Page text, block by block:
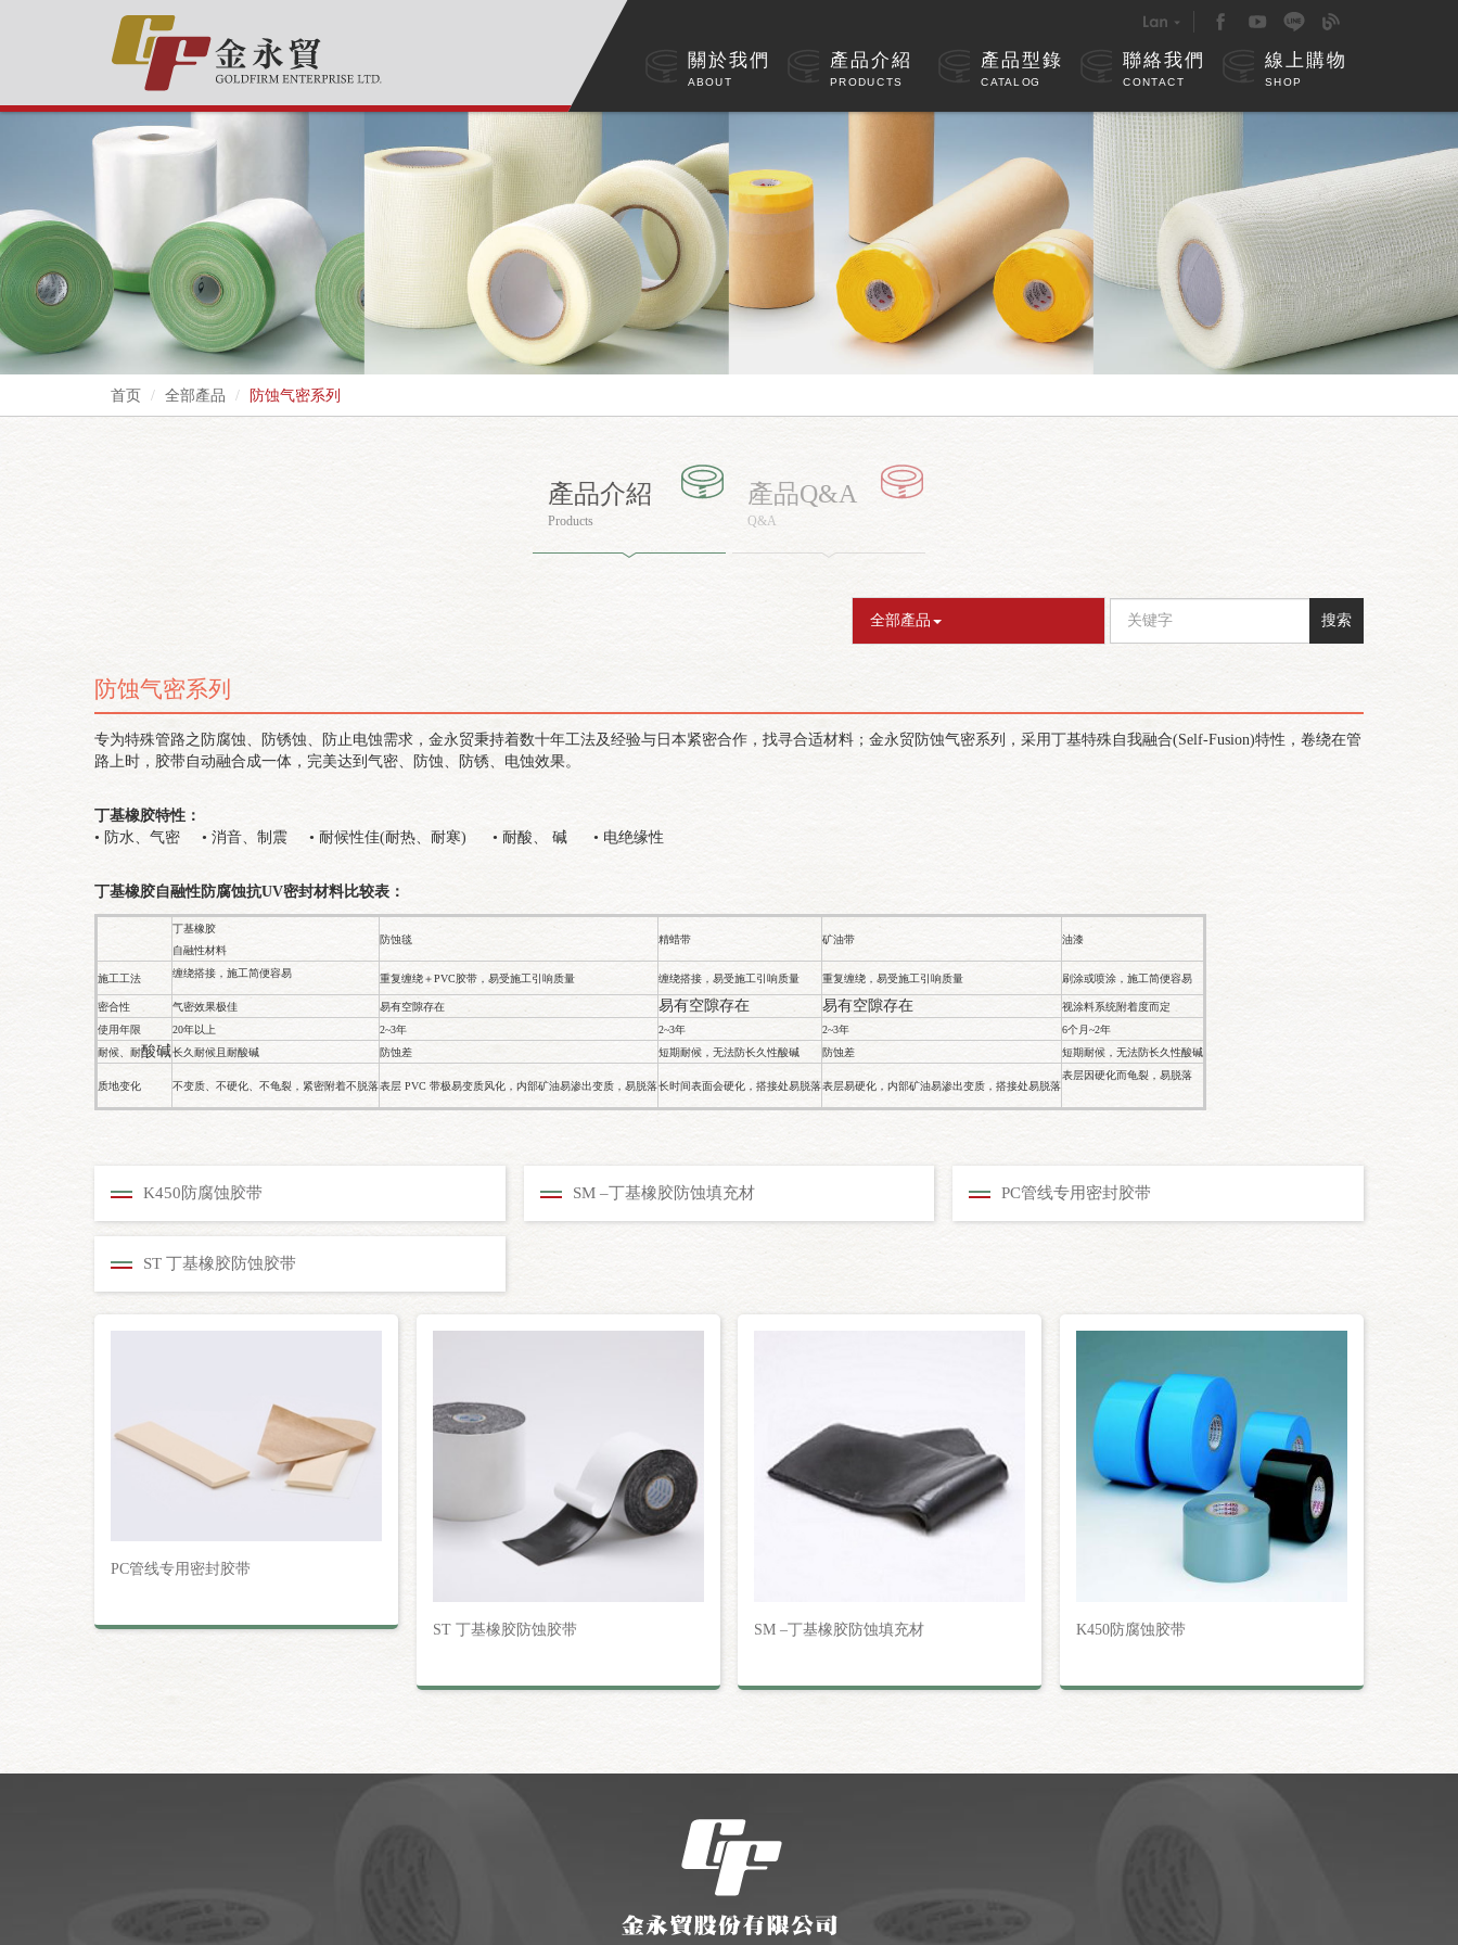
關於我們
ABOUT
產品介紹
PRODUCTS
產品型錄
CATALOG
聯絡我們
CONTACT
線上購物
SHOP
首页 全部產品 防蚀气密系列
產品介紹
Products
產品Q&A
Q&A
搜索
全部產品
防蚀气密系列
专为特殊管路之防腐蚀、防锈蚀、防止电蚀需求，金永贸秉持着数十年工法及经验与日本紧密合作，找寻合适材料；金永贸防蚀气密系列，采用丁基特殊自我融合(Self-Fusion)特性，卷绕在管
路上时，胶带自动融合成一体，完美达到气密、防蚀、防锈、电蚀效果。
丁基橡胶特性：
• 防水、气密 • 消音、制震 • 耐候性佳(耐热、耐寒) • 耐酸、 碱 • 电绝缘性
丁基橡胶自融性防腐蚀抗UV密封材料比较表：
丁基橡胶
自融性材料
防蚀毯 精蜡带 矿油带 油漆
施工工法 缠绕搭接，施工简便容易 重复缠绕＋PVC胶带，易受施工引响质量 缠绕搭接，易受施工引响质量 重复缠绕，易受施工引响质量 刷涂或喷涂，施工简便容易
密合性 气密效果极佳 易有空隙存在 易有空隙存在 易有空隙存在
视涂料系统附着度而定
使用年限
20年以上 2~3年 2~3年 2~3年
6个月~2年
耐候、耐酸碱长久耐候且耐酸碱 防蚀差 短期耐候，无法防长久性酸碱 防蚀差 短期耐候，无法防长久性酸碱
质地变化 不变质、不硬化、不龟裂，紧密附着不脱落表层 PVC 带极易变质风化，内部矿油易渗出变质，易脱落长时间表面会硬化，搭接处易脱落表层易硬化，内部矿油易渗出变质，搭接处易脱落
表层因硬化而龟裂，易脱落
K450防腐蚀胶带 SM –丁基橡胶防蚀填充材 PC管线专用密封胶带
ST 丁基橡胶防蚀胶带
PC管线专用密封胶带
ST 丁基橡胶防蚀胶带 SM –丁基橡胶防蚀填充材 K450防腐蚀胶带